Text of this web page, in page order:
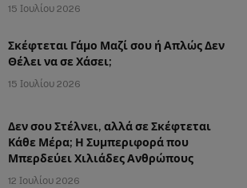
15 Ιουλίου 2026
Σκέφτεται Γάμο Μαζί σου ή Απλώς Δεν
Θέλει να σε Χάσει;
15 Ιουλίου 2026
Δεν σου Στέλνει, αλλά σε Σκέφτεται
Κάθε Μέρα; Η Συμπεριφορά που
Μπερδεύει Χιλιάδες Ανθρώπους
12 Ιουλίου 2026